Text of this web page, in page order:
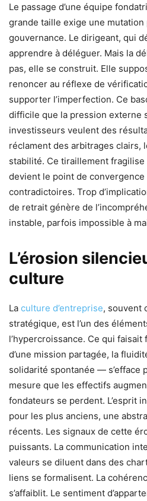
Le passage d’une équipe
grande taille exige une
gouvernance. Le dirigeant, qui
apprendre à déléguer. Mais la
pas, elle se construit. Elle
renoncer au réflexe de
supporter l’imperfection. Ce
difficile que la pression externe
investisseurs veulent des
réclament des arbitrages clairs,
stabilité. Ce tiraillement
devient le point de convergence
contradictoires. Trop
de retrait génère de
instable, parfois impossible à
L’érosion
culture
La culture d’entreprise, souvent
stratégique, est l’un des
l’hypercroissance. Ce qui
d’une mission partagée, la
solidarité spontanée — s’efface
mesure que les effectifs
fondateurs se perdent. L’esprit
pour les plus anciens, une
récents. Les signaux de cette
puissants. La communication
valeurs se diluent dans des
liens se formalisent. La
s’affaiblit. Le sentiment